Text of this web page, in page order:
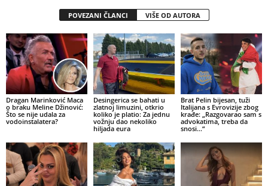
POVEZANI ČLANCI VIŠE OD AUTORA
Dragan Marinković Maca
o braku Meline Džinović:
Što se nije udala za
vodoinstalatera?
Desingerica se bahati u
zlatnoj limuzini, otkrio
koliko je platio: Za jednu
vožnju dao nekoliko
hiljada eura
Brat Pelin bijesan, tuži
Italijana s Evrovizije zbog
krađe: „Razgovarao sam s
advokatima, treba da
snosi…“